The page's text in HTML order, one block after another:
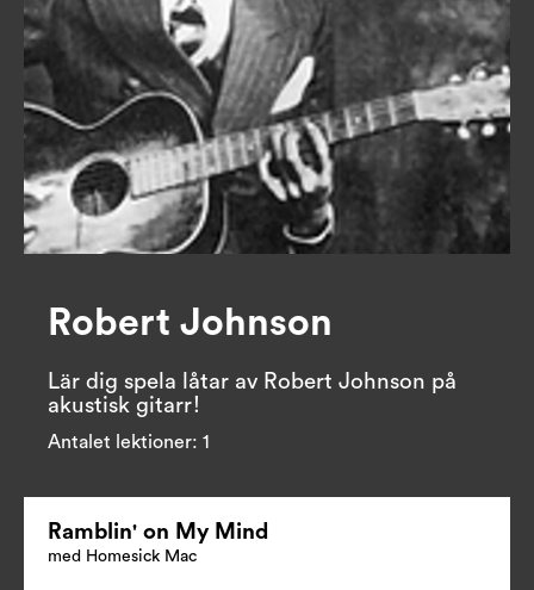
Robert Johnson
Lär dig spela låtar av Robert Johnson på
akustisk gitarr!
Antalet lektioner: 1
Ramblin' on My Mind
med Homesick Mac